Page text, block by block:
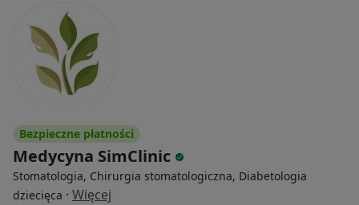
Bezpieczne płatności
Medycyna SimClinic
Stomatologia, Chirurgia stomatologiczna, Diabetologia
dziecięca · Więcej